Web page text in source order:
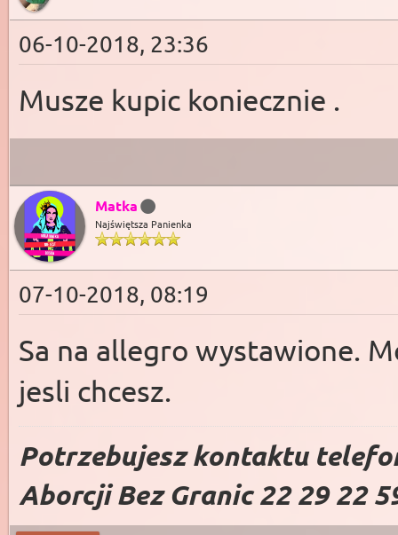
06-10-2018, 23:36
Musze kupic koniecznie .
Matka
Najświętsza Panienka
07-10-2018, 08:19
Sa na allegro wystawione.
jesli chcesz.
Potrzebujesz kontaktu
Aborcji Bez Granic 22 29 22